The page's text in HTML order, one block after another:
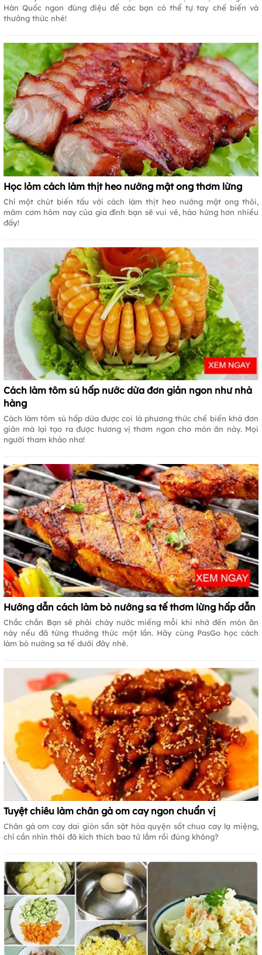
Hàn Quốc ngon đúng điệu để các bạn có thể tự tay chế biến và
thưởng thức nhé!
Học lỏm cách làm thịt heo nướng mật ong thơm lừng
Chỉ một chút biến tấu với cách làm thịt heo nướng mật ong thôi,
mâm cơm hôm nay của gia đình bạn sẽ vui vẻ, hào hứng hơn nhiều
đấy!
Cách làm tôm sú hấp nước dừa đơn giản ngon như nhà
hàng
Cách làm tôm sú hấp dừa được coi là phương thức chế biến khá đơn
giản mà lại tạo ra được hương vị thơm ngon cho món ăn này. Mọi
người tham khảo nha!
Hướng dẫn cách làm bò nướng sa tế thơm lừng hấp dẫn
Chắc chắn Bạn sẽ phải chảy nước miếng mỗi khi nhớ đến món ăn
này nếu đã từng thưởng thức một lần. Hãy cùng PasGo học cách
làm bò nướng sa tế dưới đây nhé.
Tuyệt chiêu làm chân gà om cay ngon chuẩn vị
Chân gà om cay dai giòn sần sật hòa quyện sốt chua cay lạ miệng,
chỉ cần nhìn thôi đã kích thích bao tử lắm rồi đúng không?